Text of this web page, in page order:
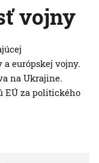
vojny
európskej vojny.
na Ukrajine.
EÚ za politického